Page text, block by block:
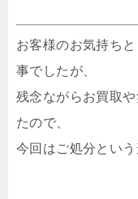
お客様のお気持ち
事でしたが、
残念ながらお買取
たので、
今回はご処分という